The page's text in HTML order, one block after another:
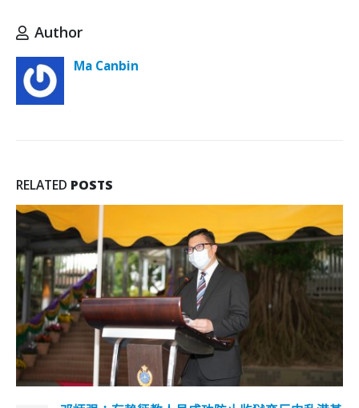
Author
Ma Canbin
RELATED POSTS
30
11 月
選舉日踴躍投票
12月10日 (星期日) 是區議會選舉投票日，區議會地方選區選舉
的投票時間為上午8時半至晚上10時半 (另設於懲教院所的專用
投票站投票時間為上午9時正至下午4時正)；而地區委員會界
別選舉的投票時間則為上午8時半至下午2時半。 日前，不少
朋友向筆者瞭解區議會選舉的投票安排，筆者發覺，原來不少
選民未察覺自己因未有及時回覆選舉事務處，致使其選民資格
被取消，也有不少選民誤以為在選舉日中，可以投兩票去支持
兩名候選人，其實正確的理解為，在這次地區直選中，採取雙
議席單票制，每名選民只可投一票支持一名候選人，每個選區
排名首兩位的候選人當選；另有選民未知道重新劃分後自己所